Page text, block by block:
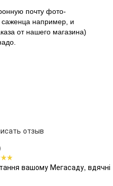
почту фото-
саженца например, и
от нашего магазина)
отзыв
вашому Мегасаду, вдячні